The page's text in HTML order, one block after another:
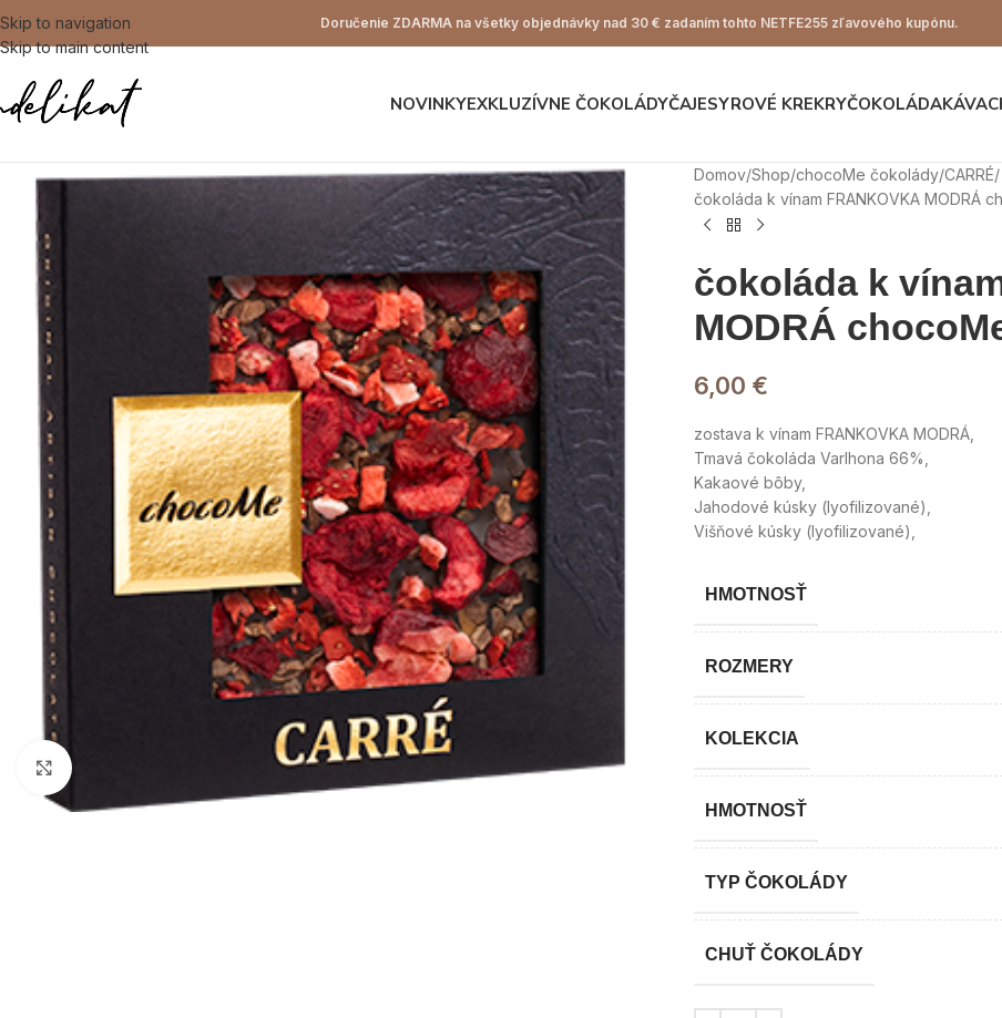
Skip to navigation
Skip to main content
Doručenie ZDARMA na všetky objednávky nad 30 € zadaním tohto NETFE255 zľavového kupónu.
NOVINKYEXKLUZÍVNE ČOKOLÁDYČAJESYROVÉ KREKRYČOKOLÁDAKÁVA
Domov Shop chocoMe čokolády CARRÉ
čokoláda k vínam FRANKOVKA MODRÁ
čokoláda k
MODRÁ
6,00 €
zostava k vínam FRANKOVKA MODRÁ,
Tmavá čokoláda Varlhona 66%,
Kakaové bôby,
Jahodové kúsky (lyofilizované),
Višňové kúsky (lyofilizované),
HMOTNOSŤ
ROZMERY
KOLEKCIA
HMOTNOSŤ
TYP ČOKOLÁDY
CHUŤ ČOKOLÁDY